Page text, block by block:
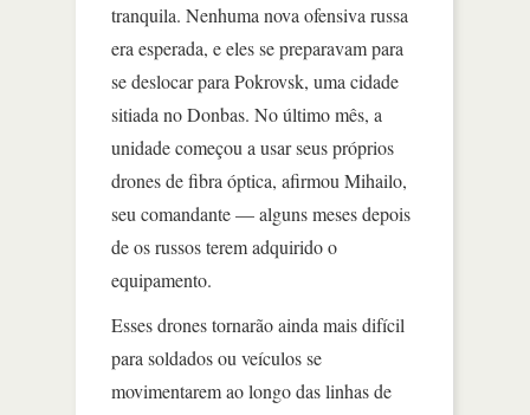
tranquila. Nenhuma nova ofensiva russa
era esperada, e eles se preparavam para
se deslocar para Pokrovsk, uma cidade
sitiada no Donbas. No último mês, a
unidade começou a usar seus próprios
drones de fibra óptica, afirmou Mihailo,
seu comandante — alguns meses depois
de os russos terem adquirido o
equipamento.
Esses drones tornarão ainda mais difícil
para soldados ou veículos se
movimentarem ao longo das linhas de